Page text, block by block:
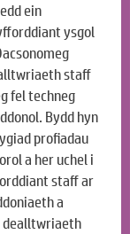
ein
ysgol
staff
fel techneg
Bydd hyn
profiadau
a her uchel i
staff ar
a
dealltwriaeth